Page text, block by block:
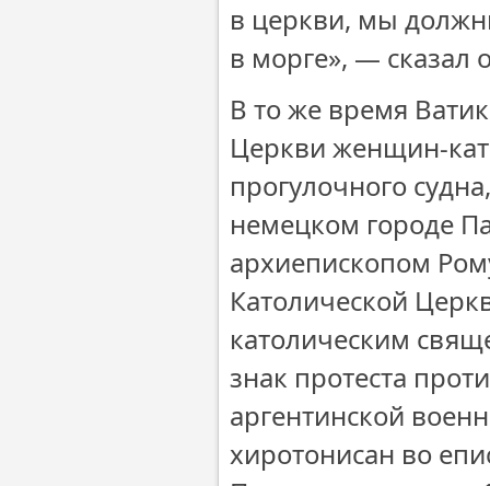
в церкви, мы
в морге», — сказал
В то же время
Церкви женщин-
прогулочного
немецком городе
архиепископом
Католической
католическим
знак протеста
аргентинской
хиротонисан во